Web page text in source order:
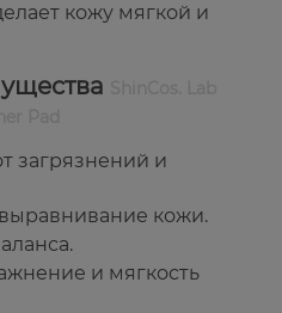
кожу мягкой и
загрязнений и
кожи.
и мягкость